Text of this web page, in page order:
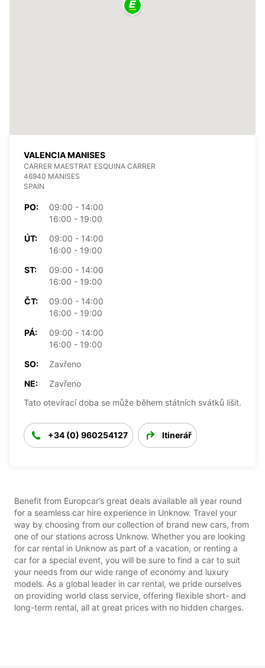
VALENCIA MANISES
CARRER MAESTRAT ESQUINA CARRER
46940 MANISES
SPAIN
PO:
09:00 - 14:00
16:00 - 19:00
ÚT:
09:00 - 14:00
16:00 - 19:00
ST:
09:00 - 14:00
16:00 - 19:00
ČT:
09:00 - 14:00
16:00 - 19:00
PÁ:
09:00 - 14:00
16:00 - 19:00
SO:
Zavřeno
NE:
Zavřeno
Tato otevírací doba se může během státních svátků lišit.
+34 (0) 960254127 Itinerář
Benefit from Europcar’s great deals available all year round
for a seamless car hire experience in Unknow. Travel your
way by choosing from our collection of brand new cars, from
one of our stations across Unknow. Whether you are looking
for car rental in Unknow as part of a vacation, or renting a
car for a special event, you will be sure to find a car to suit
your needs from our wide range of economy and luxury
models. As a global leader in car rental, we pride ourselves
on providing world class service, offering flexible short- and
long-term rental, all at great prices with no hidden charges.